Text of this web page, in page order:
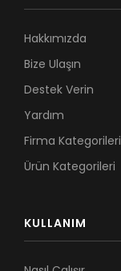
Hakkımızda
Bize Ulaşın
Destek Verin
Yardım
Firma Kategorileri
Ürün Kategorileri
KULLANIM